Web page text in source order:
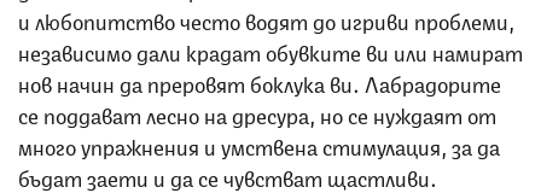
и любопитство често водят до игриви проблеми,
независимо дали крадат обувките ви или намират
нов начин да преровят боклука ви. Лабрадорите
се поддават лесно на дресура, но се нуждаят от
много упражнения и умствена стимулация, за да
бъдат заети и да се чувстват щастливи.